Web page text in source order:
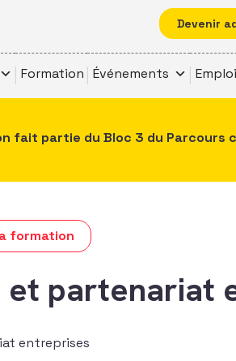
Devenir
Formation Événements
fait partie du Bloc 3 du Parcours
formation
et partenariat
entreprises